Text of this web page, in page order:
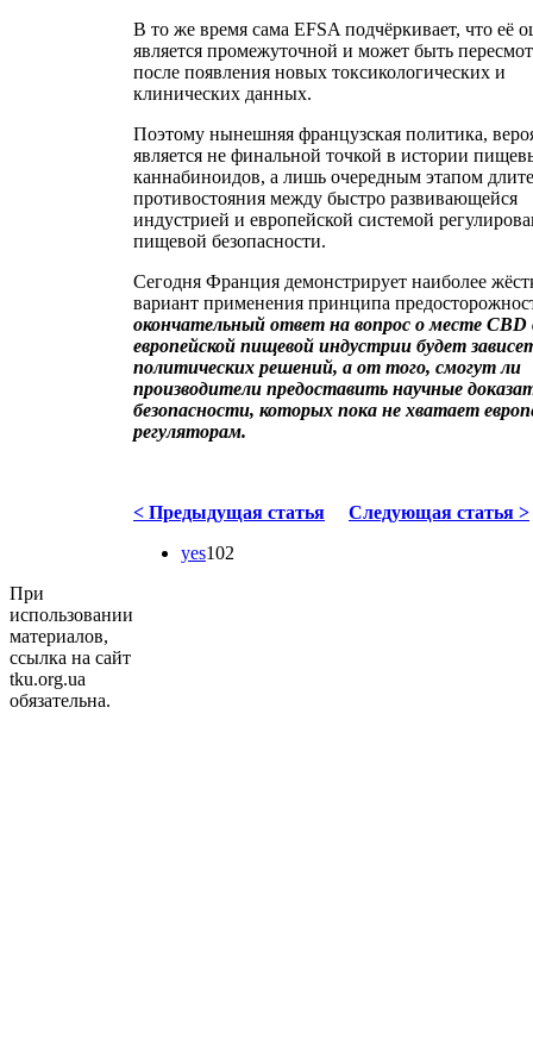
В то же время сама EFSA подчёркивает, что её
является промежуточной и может быть
после появления новых токсикологических и
клинических данных.
Поэтому нынешняя французская политика,
является не финальной точкой в истории
каннабиноидов, а лишь очередным этапом
противостояния между быстро развивающейся
индустрией и европейской системой
пищевой безопасности.
Сегодня Франция демонстрирует наиболее
вариант применения принципа
окончательный ответ на вопрос о месте CBD
европейской пищевой индустрии будет
политических решений, а от того, смогут ли
производители предоставить научные
безопасности, которых пока не хватает
регуляторам.
< Предыдущая статья
Следующая статья >
yes102
При
использовании
материалов,
ссылка на сайт
tku.org.ua
обязательна.